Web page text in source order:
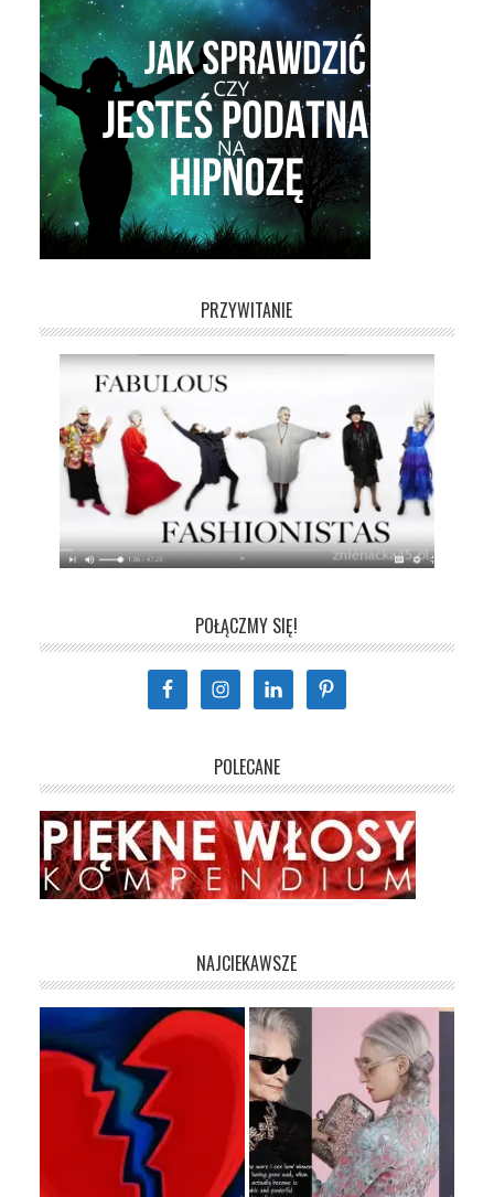
PRZYWITANIE
POŁĄCZMY SIĘ!
POLECANE
NAJCIEKAWSZE